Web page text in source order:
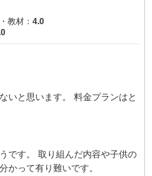
教材： 4.0
いと思います。 料金プランはと
です。 取り組んだ内容や子供の
かって有り難いです。